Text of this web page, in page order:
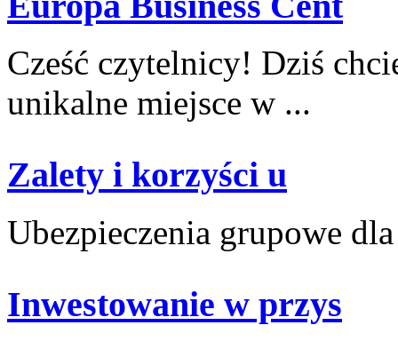
Cześć czytelnicy! ⁢Dziś
unikalne miejsce w ...
Zalety i korzyści u
Ubezpieczenia grupowe‌
Inwestowanie w przys